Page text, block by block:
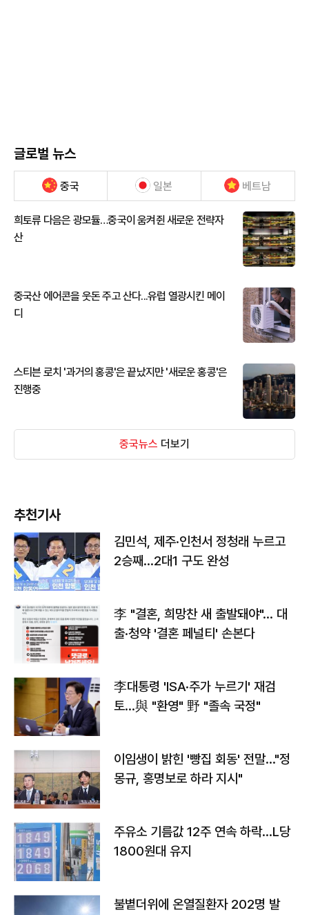
글로벌 뉴스
중국 일본 베트남
희토류 다음은 광모듈…중국이 움켜쥔 새로운 전략자
산
중국산 에어콘을 웃돈 주고 산다...유럽 열광시킨 메이
디
스티븐 로치 '과거의 홍콩'은 끝났지만 '새로운 홍콩'은
진행중
중국뉴스 더보기
추천기사
김민석, 제주·인천서 정청래 누르고
2승째…2대1 구도 완성
李 "결혼, 희망찬 새 출발돼야"… 대
출·청약 '결혼 페널티' 손본다
李대통령 'ISA·주가 누르기' 재검
토…與 "환영" 野 "졸속 국정"
이임생이 밝힌 '빵집 회동' 전말…"정
몽규, 홍명보로 하라 지시"
주유소 기름값 12주 연속 하락…L당
1800원대 유지
불볕더위에 온열질환자 202명 발